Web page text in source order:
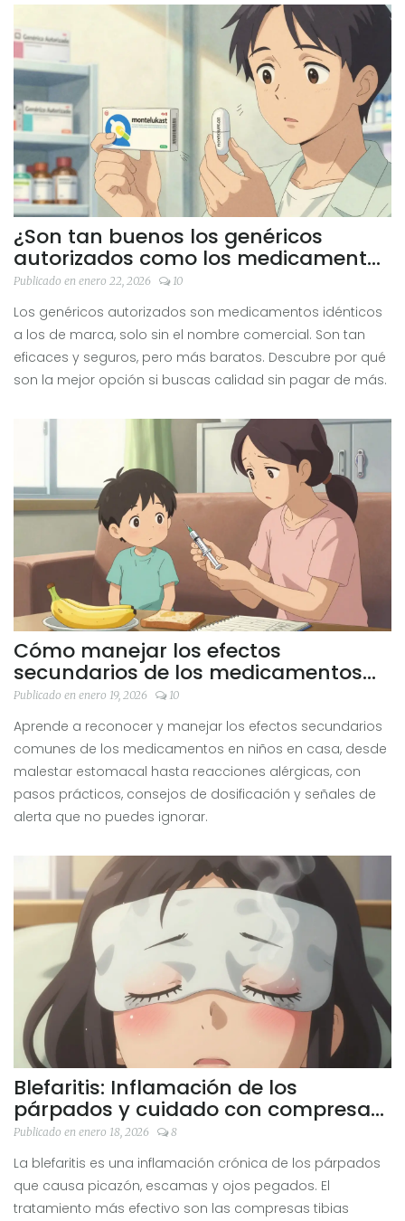
convencionales.
¿Son tan buenos los genéricos
autorizados como los medicamentos
de marca?
Publicado en enero 22, 2026 10
Los genéricos autorizados son medicamentos idénticos
a los de marca, solo sin el nombre comercial. Son tan
eficaces y seguros, pero más baratos. Descubre por qué
son la mejor opción si buscas calidad sin pagar de más.
Cómo manejar los efectos
secundarios de los medicamentos
pediátricos en casa
Publicado en enero 19, 2026 10
Aprende a reconocer y manejar los efectos secundarios
comunes de los medicamentos en niños en casa, desde
malestar estomacal hasta reacciones alérgicas, con
pasos prácticos, consejos de dosificación y señales de
alerta que no puedes ignorar.
Blefaritis: Inflamación de los
párpados y cuidado con compresas
tibias
Publicado en enero 18, 2026 8
La blefaritis es una inflamación crónica de los párpados
que causa picazón, escamas y ojos pegados. El
tratamiento más efectivo son las compresas tibias